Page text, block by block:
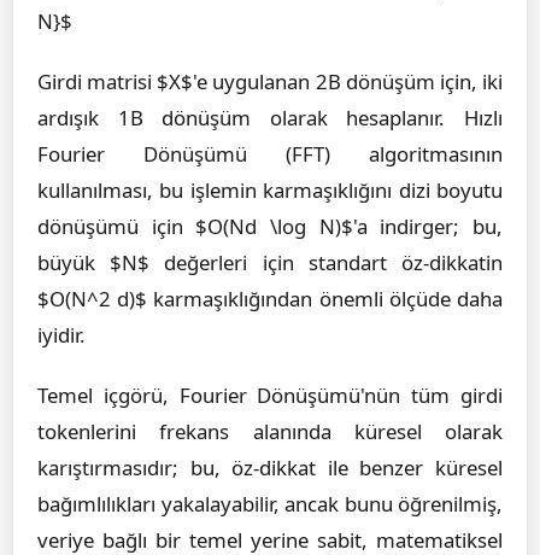
N}$
Girdi matrisi $X$'e uygulanan 2B dönüşüm için, iki
ardışık 1B dönüşüm olarak hesaplanır. Hızlı
Fourier Dönüşümü (FFT) algoritmasının
kullanılması, bu işlemin karmaşıklığını dizi boyutu
dönüşümü için $O(Nd \log N)$'a indirger; bu,
büyük $N$ değerleri için standart öz-dikkatin
$O(N^2 d)$ karmaşıklığından önemli ölçüde daha
iyidir.
Temel içgörü, Fourier Dönüşümü'nün tüm girdi
tokenlerini frekans alanında küresel olarak
karıştırmasıdır; bu, öz-dikkat ile benzer küresel
bağımlılıkları yakalayabilir, ancak bunu öğrenilmiş,
veriye bağlı bir temel yerine sabit, matematiksel